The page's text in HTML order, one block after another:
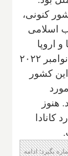
کنونی،
اسلامی
اروپا
تحریم شده است. قانون تصویبی نوامبر ۲۰۲۲
کشور
هنوز
بگیرد؛ ادامه